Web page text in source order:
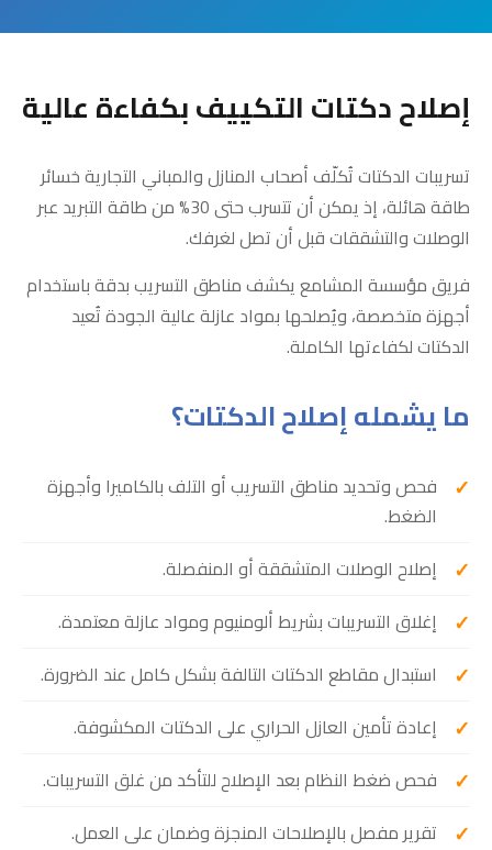
إصلاح دكتات التكييف بكفاءة عالية
تسريبات الدكتات تُكلّف أصحاب المنازل والمباني التجارية خسائر
طاقة هائلة، إذ يمكن أن تتسرب حتى 30% من طاقة التبريد عبر
الوصلات والتشققات قبل أن تصل لغرفك.
فريق مؤسسة المشامع يكشف مناطق التسريب بدقة باستخدام
أجهزة متخصصة، ويُصلحها بمواد عازلة عالية الجودة تُعيد
الدكتات لكفاءتها الكاملة.
ما يشمله إصلاح الدكتات؟
فحص وتحديد مناطق التسريب أو التلف بالكاميرا وأجهزة
الضغط.
إصلاح الوصلات المتشققة أو المنفصلة.
إغلاق التسريبات بشريط ألومنيوم ومواد عازلة معتمدة.
استبدال مقاطع الدكتات التالفة بشكل كامل عند الضرورة.
إعادة تأمين العازل الحراري على الدكتات المكشوفة.
فحص ضغط النظام بعد الإصلاح للتأكد من غلق التسريبات.
تقرير مفصل بالإصلاحات المنجزة وضمان على العمل.